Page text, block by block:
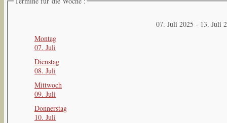
07. Juli 2025 - 13. Juli
Montag
07. Juli
Dienstag
08. Juli
Mittwoch
09. Juli
Donnerstag
10. Juli